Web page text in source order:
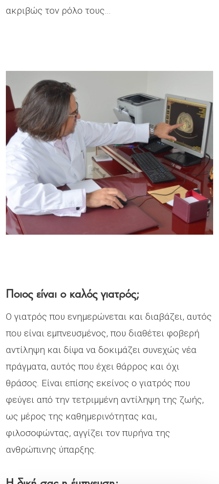
ακριβώς τον ρόλο τους…
Ποιος είναι ο καλός γιατρός;
Ο γιατρός που ενημερώνεται και διαβάζει, αυτός
που είναι εμπνευσμένος, που διαθέτει φοβερή
αντίληψη και δίψα να δοκιμάζει συνεχώς νέα
πράγματα, αυτός που έχει θάρρος και όχι
θράσος. Είναι επίσης εκείνος ο γιατρός που
φεύγει από την τετριμμένη αντίληψη της ζωής,
ως μέρος της καθημερινότητας και,
φιλοσοφώντας, αγγίζει τον πυρήνα της
ανθρώπινης ύπαρξης.